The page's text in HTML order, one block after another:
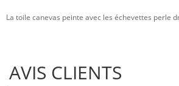
La toile canevas peinte avec les échevettes perle
AVIS CLIENTS